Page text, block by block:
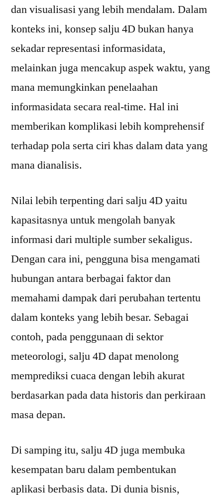
dan visualisasi yang lebih mendalam. Dalam
konteks ini, konsep salju 4D bukan hanya
sekadar representasi informasidata,
melainkan juga mencakup aspek waktu, yang
mana memungkinkan penelaahan
informasidata secara real-time. Hal ini
memberikan komplikasi lebih komprehensif
terhadap pola serta ciri khas dalam data yang
mana dianalisis.
Nilai lebih terpenting dari salju 4D yaitu
kapasitasnya untuk mengolah banyak
informasi dari multiple sumber sekaligus.
Dengan cara ini, pengguna bisa mengamati
hubungan antara berbagai faktor dan
memahami dampak dari perubahan tertentu
dalam konteks yang lebih besar. Sebagai
contoh, pada penggunaan di sektor
meteorologi, salju 4D dapat menolong
memprediksi cuaca dengan lebih akurat
berdasarkan pada data historis dan perkiraan
masa depan.
Di samping itu, salju 4D juga membuka
kesempatan baru dalam pembentukan
aplikasi berbasis data. Di dunia bisnis,